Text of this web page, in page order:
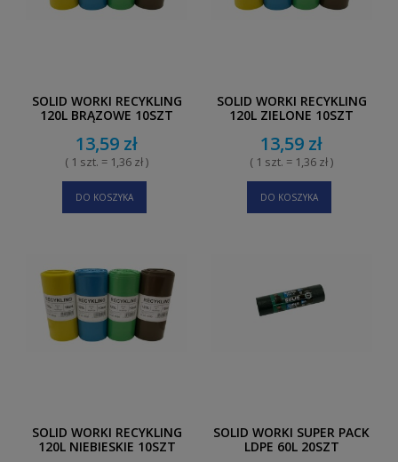
SOLID WORKI RECYKLING
120L BRĄZOWE 10SZT
13,59 zł
( 1 szt. = 1,36 zł )
DO KOSZYKA
SOLID WORKI RECYKLING
120L ZIELONE 10SZT
13,59 zł
( 1 szt. = 1,36 zł )
DO KOSZYKA
SOLID WORKI RECYKLING
120L NIEBIESKIE 10SZT
SOLID WORKI SUPER PACK
LDPE 60L 20SZT